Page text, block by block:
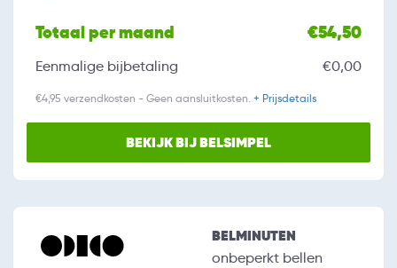
Totaal per maand €54,50
Eenmalige bijbetaling €0,00
€4,95 verzendkosten - Geen aansluitkosten. + Prijsdetails
BEKIJK BIJ BELSIMPEL
BELMINUTEN
onbeperkt bellen